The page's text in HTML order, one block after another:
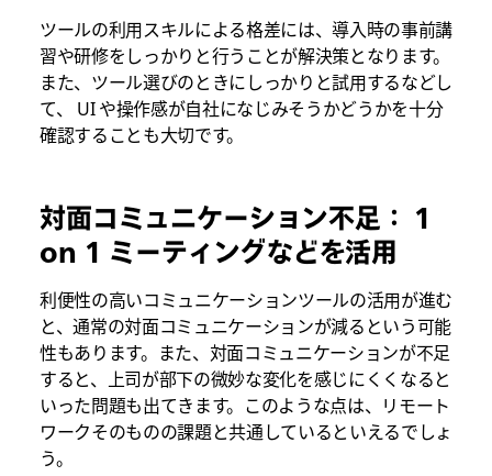
ツールの利用スキルによる格差には、導入時の事前講
習や研修をしっかりと行うことが解決策となります。
また、ツール選びのときにしっかりと試用するなどし
て、 UI や操作感が自社になじみそうかどうかを十分
確認することも大切です。
対面コミュニケーション不足： 1
on 1 ミーティングなどを活用
利便性の高いコミュニケーションツールの活用が進む
と、通常の対面コミュニケーションが減るという可能
性もあります。また、対面コミュニケーションが不足
すると、上司が部下の微妙な変化を感じにくくなると
いった問題も出てきます。このような点は、リモート
ワークそのものの課題と共通しているといえるでしょ
う。